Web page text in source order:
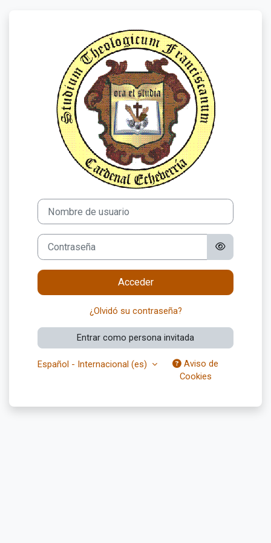
Entrar a
Nombre de usuario
Contraseña
Acceder
¿Olvidó su contraseña?
Entrar como persona invitada
Español - Internacional ‎(es)‎
Aviso de
Cookies